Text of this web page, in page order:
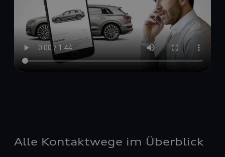
Alle Kontaktwege im Überblick